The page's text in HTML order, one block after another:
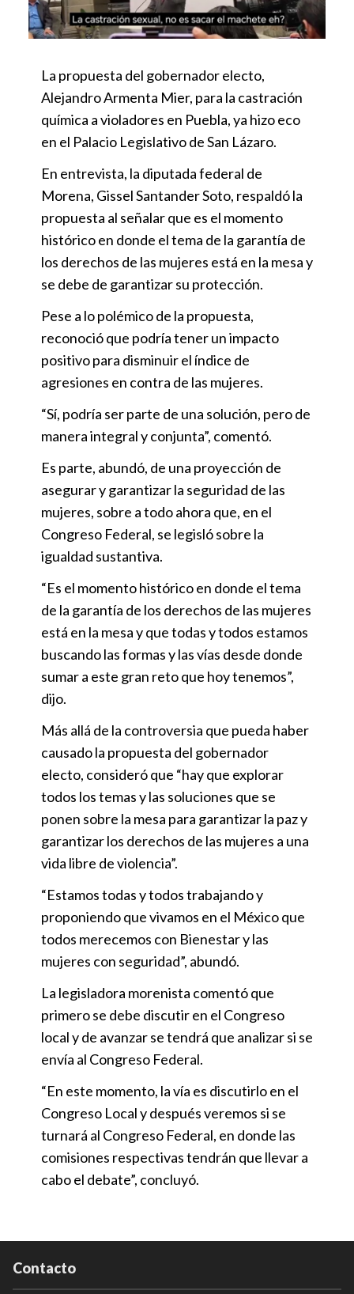
La propuesta del gobernador electo,
Alejandro Armenta Mier, para la castración
química a violadores en Puebla, ya hizo eco
en el Palacio Legislativo de San Lázaro.
En entrevista, la diputada federal de
Morena, Gissel Santander Soto, respaldó la
propuesta al señalar que es el momento
histórico en donde el tema de la garantía de
los derechos de las mujeres está en la mesa y
se debe de garantizar su protección.
Pese a lo polémico de la propuesta,
reconoció que podría tener un impacto
positivo para disminuir el índice de
agresiones en contra de las mujeres.
“Sí, podría ser parte de una solución, pero de
manera integral y conjunta”, comentó.
Es parte, abundó, de una proyección de
asegurar y garantizar la seguridad de las
mujeres, sobre a todo ahora que, en el
Congreso Federal, se legisló sobre la
igualdad sustantiva.
“Es el momento histórico en donde el tema
de la garantía de los derechos de las mujeres
está en la mesa y que todas y todos estamos
buscando las formas y las vías desde donde
sumar a este gran reto que hoy tenemos”,
dijo.
Más allá de la controversia que pueda haber
causado la propuesta del gobernador
electo, consideró que “hay que explorar
todos los temas y las soluciones que se
ponen sobre la mesa para garantizar la paz y
garantizar los derechos de las mujeres a una
vida libre de violencia”.
“Estamos todas y todos trabajando y
proponiendo que vivamos en el México que
todos merecemos con Bienestar y las
mujeres con seguridad”, abundó.
La legisladora morenista comentó que
primero se debe discutir en el Congreso
local y de avanzar se tendrá que analizar si se
envía al Congreso Federal.
“En este momento, la vía es discutirlo en el
Congreso Local y después veremos si se
turnará al Congreso Federal, en donde las
comisiones respectivas tendrán que llevar a
cabo el debate”, concluyó.
Contacto